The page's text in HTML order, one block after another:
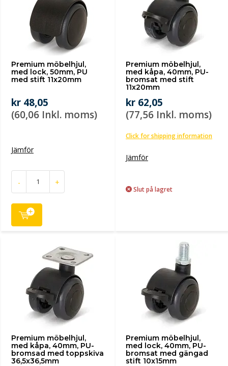
Premium möbelhjul,
med lock, 50mm, PU
med stift 11x20mm
kr 48,05
(60,06 Inkl. moms)
Jämför
- +
Premium möbelhjul,
med kåpa, 40mm, PU-
bromsat med stift
11x20mm
kr 62,05
(77,56 Inkl. moms)
Click for shipping information
Jämför
Slut på lagret
Premium möbelhjul,
med kåpa, 40mm, PU-
bromsad med toppskiva
36,5x36,5mm
Premium möbelhjul,
med lock, 40mm, PU-
bromsat med gängad
stift 10x15mm